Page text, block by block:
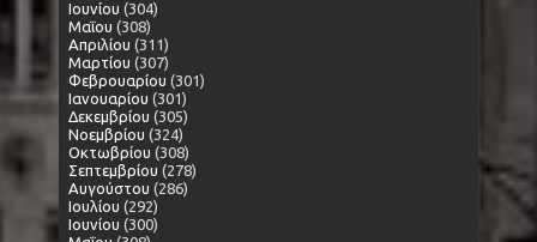
Ιουνίου (304)
Μαΐου (308)
Απριλίου (311)
Μαρτίου (307)
Φεβρουαρίου (301)
Ιανουαρίου (301)
Δεκεμβρίου (305)
Νοεμβρίου (324)
Οκτωβρίου (308)
Σεπτεμβρίου (278)
Αυγούστου (286)
Ιουλίου (292)
Ιουνίου (300)